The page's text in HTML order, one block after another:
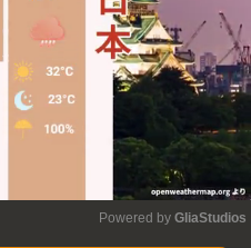
Powered by GliaStudios